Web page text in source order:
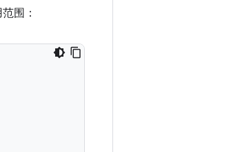
围：